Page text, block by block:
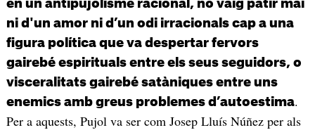
en un antipujolisme racional, no vaig patir mai
ni d'un amor ni d’un odi irracionals cap a una
figura política que va despertar fervors
gairebé espirituals entre els seus seguidors, o
visceralitats gairebé satàniques entre uns
enemics amb greus problemes d’autoestima.
Per a aquests, Pujol va ser com Josep Lluís Núñez per als